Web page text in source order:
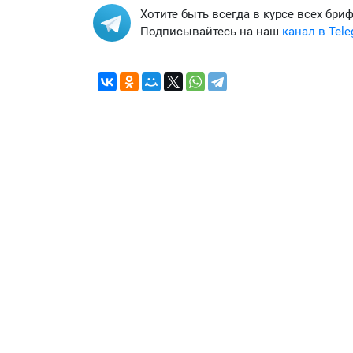
Хотите быть всегда в курсе всех
Подписывайтесь на наш канал в